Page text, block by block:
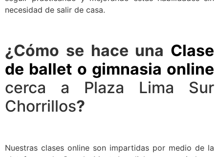
necesidad de salir de casa.
¿Cómo se hace una Clase
de ballet o gimnasia online
cerca a Plaza Lima Sur
Chorrillos?
Nuestras clases online son impartidas por medio de la